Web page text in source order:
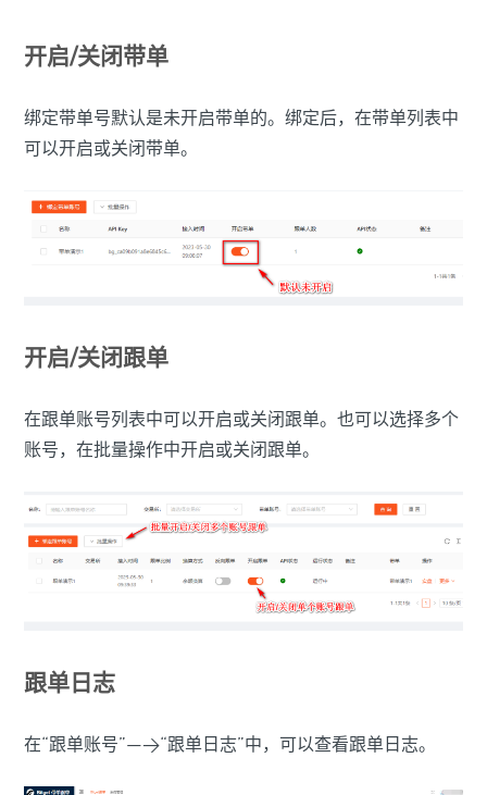
开启/关闭带单
绑定带单号默认是未开启带单的。绑定后，在带单列表中
可以开启或关闭带单。
开启/关闭跟单
在跟单账号列表中可以开启或关闭跟单。也可以选择多个
账号，在批量操作中开启或关闭跟单。
跟单日志
在“跟单账号”—>“跟单日志”中，可以查看跟单日志。